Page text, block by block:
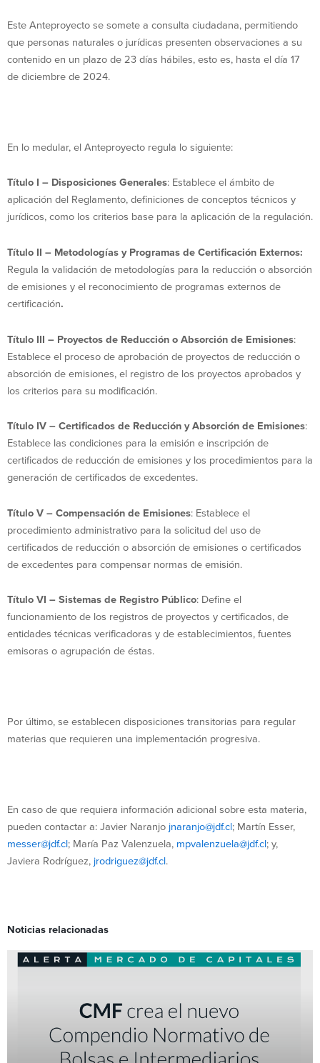
Este Anteproyecto se somete a consulta ciudadana, permitiendo
que personas naturales o jurídicas presenten observaciones a su
contenido en un plazo de 23 días hábiles, esto es, hasta el día 17
de diciembre de 2024.
En lo medular, el Anteproyecto regula lo siguiente:
Título I – Disposiciones Generales: Establece el ámbito de
aplicación del Reglamento, definiciones de conceptos técnicos y
jurídicos, como los criterios base para la aplicación de la regulación.
Título II – Metodologías y Programas de Certificación Externos:
Regula la validación de metodologías para la reducción o absorción
de emisiones y el reconocimiento de programas externos de
certificación.
Título III – Proyectos de Reducción o Absorción de Emisiones:
Establece el proceso de aprobación de proyectos de reducción o
absorción de emisiones, el registro de los proyectos aprobados y
los criterios para su modificación.
Título IV –Certificados de Reducción y Absorción de Emisiones:
Establece las condiciones para la emisión e inscripción de
certificados de reducción de emisiones y los procedimientos para la
generación de certificados de excedentes.
Título V – Compensación de Emisiones: Establece el
procedimiento administrativo para la solicitud del uso de
certificados de reducción o absorción de emisiones o certificados
de excedentes para compensar normas de emisión.
Título VI –Sistemas de Registro Público: Define el
funcionamiento de los registros de proyectos y certificados, de
entidades técnicas verificadoras y de establecimientos, fuentes
emisoras o agrupación de éstas.
Por último, se establecen disposiciones transitorias para regular
materias que requieren una implementación progresiva.
En caso de que requiera información adicional sobre esta materia,
pueden contactar a: Javier Naranjo jnaranjo@jdf.cl; Martín Esser,
messer@jdf.cl; María Paz Valenzuela, mpvalenzuela@jdf.cl; y,
Javiera Rodríguez, jrodriguez@jdf.cl.
Noticias relacionadas